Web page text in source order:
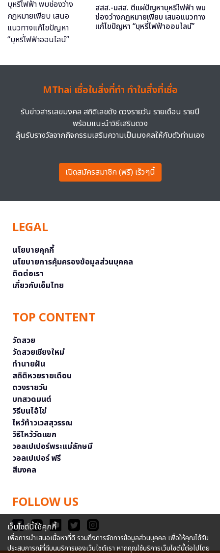
สสส.-มสส. ตีแผ่ปัญหาบุหรี่ไฟฟ้า พบ
ช่องว่างกฎหมายเพียบ เสนอแนวทาง
แก้ไขปัญหา “บุหรี่ไฟฟ้าออนไลน์”
MThai เชื่อในสิ่งที่ทำ ทำในสิ่งที่เชื่อ
รับข่าวสารเลขมงคล สถิติเลขดัง ดวงรายวัน รายเดือน รายปี
พร้อมแนะนำวิธีเสริมดวง
ลุ้นรับรางวัลจากกิจกรรมเสริมความเป็นมงคลให้กับตัวท่านเอง
เปิดสมัครสมาชิก (ฟรี) เร็วๆนี้
LEGAL
นโยบายคุกกี้
นโยบายการคุ้มครองข้อมูลส่วนบุคคล
ติดต่อเรา
เกี่ยวกับเอ็มไทย
TOP CONTENT
วัดสวย
วัดสวยเชียงใหม่
ทำนายฝัน
สถิติหวยรายเดือน
ดวงรายวัน
บทสวดมนต์
วิธีบนไอ้ไข่
ไหว้ท้าวเวสสุวรรณ
วิธีไหว้วัดแขก
วอลเปเปอร์พระแม่ลักษมี
วอลเปเปอร์ ฟรี
สีมงคล
FOLLOW US
เว็บไซต์นี้ใช้คุกกี้
เพื่อการนำเสนอเนื้อหาที่ดี รวมถึงการจัดการข้อมูลส่วนบุคคล เพื่อให้คุณได้รับ
ประสบการณ์ที่ดีบนบริการของเว็บไซต์เรา หากคุณใช้บริการเว็บไซต์นี้ต่อไปโดย